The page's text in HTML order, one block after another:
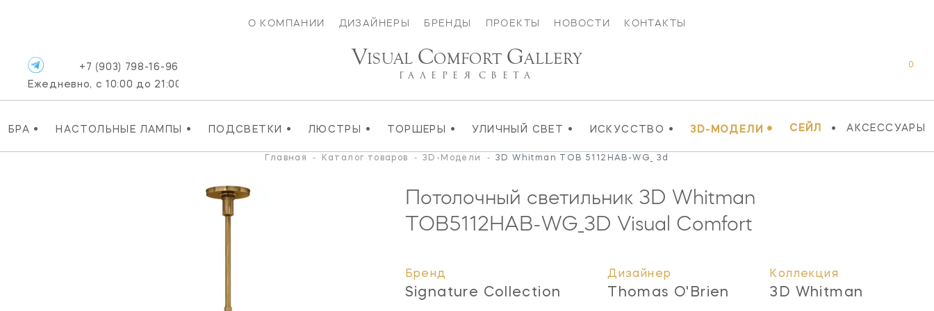
О КОМПАНИИ ДИЗАЙНЕРЫ БРЕНДЫ ПРОЕКТЫ НОВОСТИ КОНТАКТЫ
БРА • НАСТОЛЬНЫЕ ЛАМПЫ • ПОДСВЕТКИ • ЛЮСТРЫ • ТОРШЕРЫ • УЛИЧНЫЙ СВЕТ • ИСКУССТВО • 3D-МОДЕЛИ • СЕЙЛ • АКСЕССУАРЫ
+7 (903) 798-16-96
Ежедневно, с 10:00 до 21:00
0
VISUAL COMFORT GALLERY
ГАЛЕРЕЯ СВЕТА
Главная - Каталог товаров - 3D-Модели - 3D Whitman TOB 5112HAB-WG_ 3d
Потолочный светильник 3D Whitman
TOB5112HAB-WG_3D Visual Comfort
Бренд
Signature Collection
Дизайнер
Thomas O'Brien
Коллекция
3D Whitman